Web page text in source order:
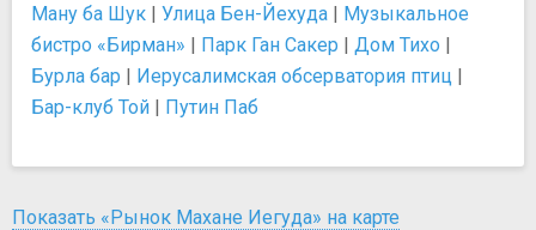
Ману ба Шук | Улица Бен-Йехуда | Музыкальное
бистро «Бирман» | Парк Ган Сакер | Дом Тихо |
Бурла бар | Иерусалимская обсерватория птиц |
Бар-клуб Той | Путин Паб
Показать «Рынок Махане Иегуда» на карте